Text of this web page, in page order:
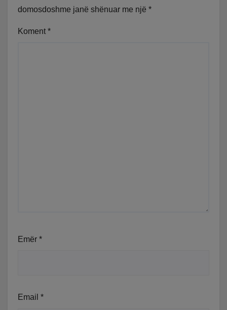
domosdoshme janë shënuar me një *
Koment *
Emër *
Email *